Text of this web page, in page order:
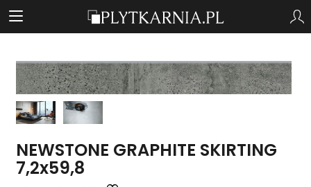
NEWSTONE GRAPHITE SKIRTING
7,2x59,8